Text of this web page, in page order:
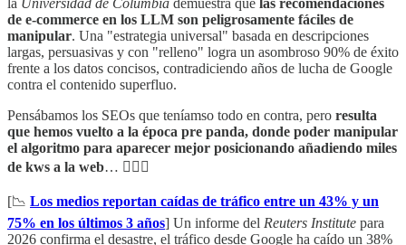
de e-commerce en los LLM son peligrosamente fáciles de
manipular. Una "estrategia universal" basada en descripciones
largas, persuasivas y con "relleno" logra un asombroso 90% de éxito
frente a los datos concisos, contradiciendo años de lucha de Google
contra el contenido superfluo.
Pensábamos los SEOs que teníamso todo en contra, pero resulta
que hemos vuelto a la época pre panda, donde poder manipular
el algoritmo para aparecer mejor posicionando añadiendo miles
de kws a la web… 🦹🏻‍♂️
[📉 Los medios reportan caídas de tráfico entre un 43% y un
75% en los últimos 3 años] Un informe del Reuters Institute para
2026 confirma el desastre, el tráfico desde Google ha caído un 38%